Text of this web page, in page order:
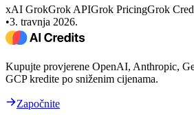
xAI GrokGrok APIGrok PricingGrok
•3. travnja 2026.
Kupujte provjerene OpenAI, Anthropic,
GCP kredite po sniženim cijenama.
Započnite